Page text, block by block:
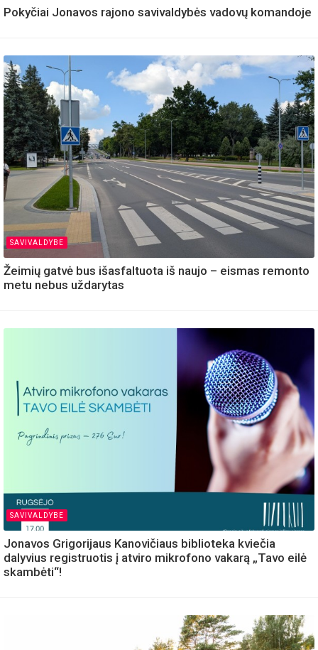
Pokyčiai Jonavos rajono savivaldybės vadovų komandoje
SAVIVALDYBE
Žeimių gatvė bus išasfaltuota iš naujo – eismas remonto
metu nebus uždarytas
SAVIVALDYBE
Jonavos Grigorijaus Kanovičiaus biblioteka kviečia
dalyvius registruotis į atviro mikrofono vakarą „Tavo eilė
skambėti“!